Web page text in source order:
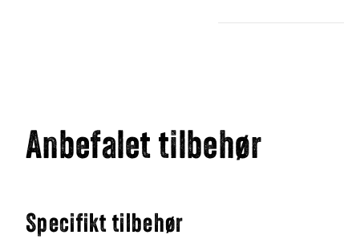
Anbefalet tilbehør
Specifikt tilbehør